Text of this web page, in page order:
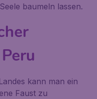
baumeln lassen.
kann man ein
Faust zu